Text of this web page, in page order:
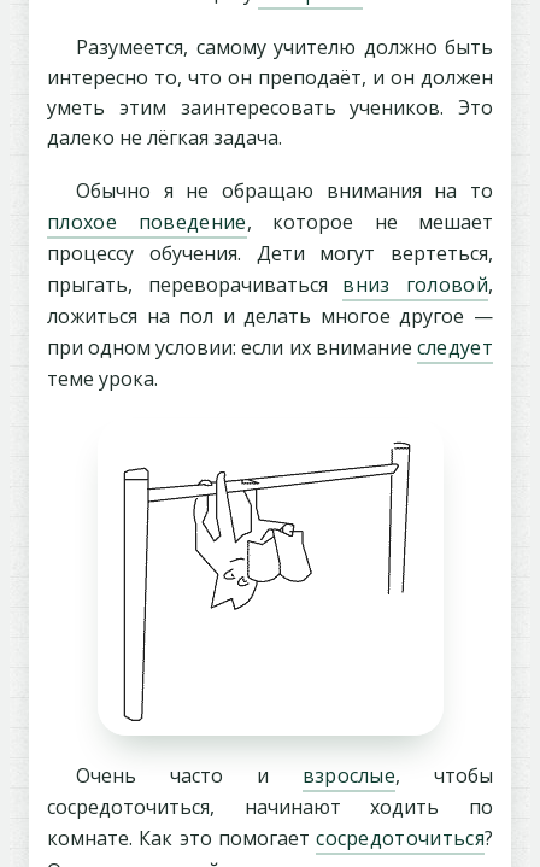
Разумеется, самому учителю должно быть
интересно то, что он преподаёт, и он должен
уметь этим заинтересовать учеников. Это
далеко не лёгкая задача.
Обычно я не обращаю внимания на то
плохое поведение, которое не мешает
процессу обучения. Дети могут вертеться,
прыгать, переворачиваться вниз головой,
ложиться на пол и делать многое другое —
при одном условии: если их внимание следует
теме урока.
Очень часто и взрослые, чтобы
сосредоточиться, начинают ходить по
комнате. Как это помогаетсосредоточиться?